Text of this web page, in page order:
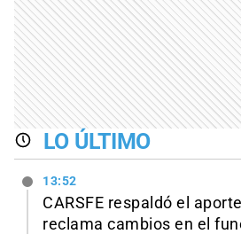
LO ÚLTIMO
13:52
CARSFE respaldó el
reclama cambios en el